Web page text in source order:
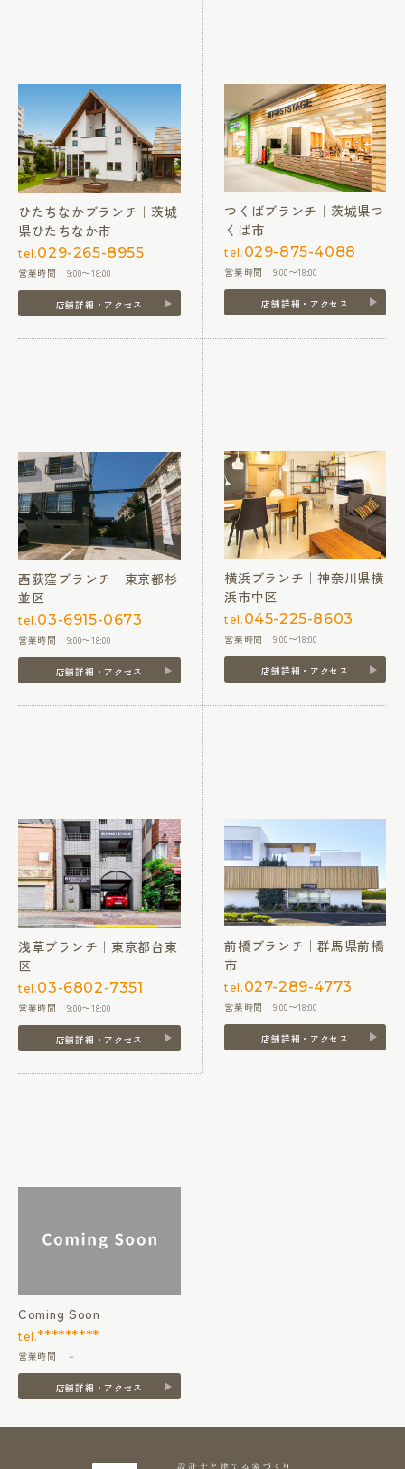
ひたちなかブランチ｜茨城
県ひたちなか市
tel.029-265-8955
営業時間 9:00〜18:00
店舗詳細・アクセス
つくばブランチ｜茨城県つ
くば市
tel. 029-875-4088
営業時間 9:00〜18:00
店舗詳細・アクセス
西荻窪ブランチ｜東京都杉
並区
tel.03-6915-0673
営業時間 9:00〜18:00
店舗詳細・アクセス
横浜ブランチ｜神奈川県横
浜市中区
tel. 045-225-8603
営業時間 9:00〜18:00
店舗詳細・アクセス
浅草ブランチ｜東京都台東
区
tel.03-6802-7351
営業時間 9:00〜18:00
店舗詳細・アクセス
前橋ブランチ｜群馬県前橋
市
tel. 027-289-4773
営業時間 9:00〜18:00
店舗詳細・アクセス
Coming Soon
tel.*********
営業時間 －
店舗詳細・アクセス